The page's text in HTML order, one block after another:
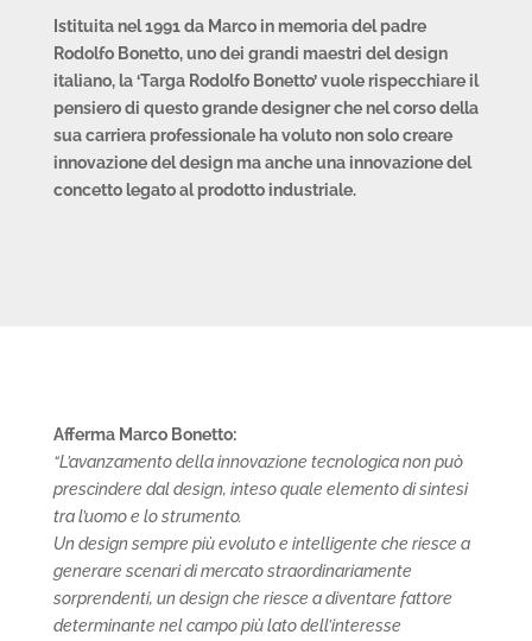
Istituita nel 1991 da Marco in memoria del padre
Rodolfo Bonetto, uno dei grandi maestri del design
italiano, la ‘Targa Rodolfo Bonetto’ vuole rispecchiare il
pensiero di questo grande designer che nel corso della
sua carriera professionale ha voluto non solo creare
innovazione del design ma anche una innovazione del
concetto legato al prodotto industriale.
Afferma Marco Bonetto:
“L’avanzamento della innovazione tecnologica non può
prescindere dal design, inteso quale elemento di sintesi
tra l’uomo e lo strumento.
Un design sempre più evoluto e intelligente che riesce a
generare scenari di mercato straordinariamente
sorprendenti, un design che riesce a diventare fattore
determinante nel campo più lato dell’interesse